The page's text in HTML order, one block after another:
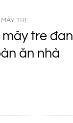
TRE
tre đan
ăn nhà